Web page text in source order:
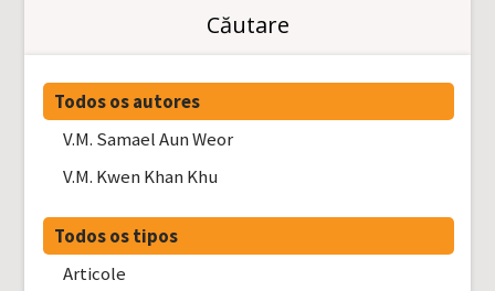
Căutare
Todos os autores
V.M. Samael Aun Weor
V.M. Kwen Khan Khu
Todos os tipos
Articole